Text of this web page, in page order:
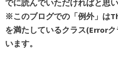
でに読んでいただければと思い
※このブログでの「例外」は
を満たしているクラス(Error
います。